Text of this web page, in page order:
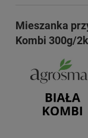
Mieszanka
Kombi 300g/